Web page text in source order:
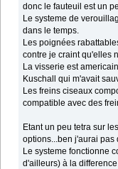
donc le fauteuil est un
Le systeme de
dans le temps.
Les poignées
contre je craint qu'elles
La visserie est
Kuschall qui m'avait
Les freins ciseaux
compatible avec des
Etant un peu tetra sur
options...ben j'aurai pas
Le systeme fonctionne
d'ailleurs) à la